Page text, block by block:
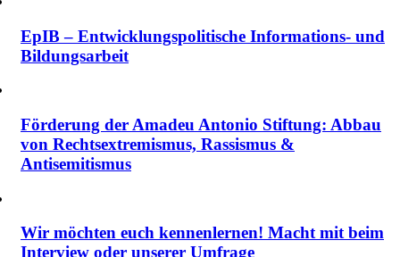
EpIB – Entwicklungspolitische Informations- und
Bildungsarbeit
Förderung der Amadeu Antonio Stiftung: Abbau
von Rechtsextremismus, Rassismus &
Antisemitismus
Wir möchten euch kennenlernen! Macht mit beim
Interview oder unserer Umfrage